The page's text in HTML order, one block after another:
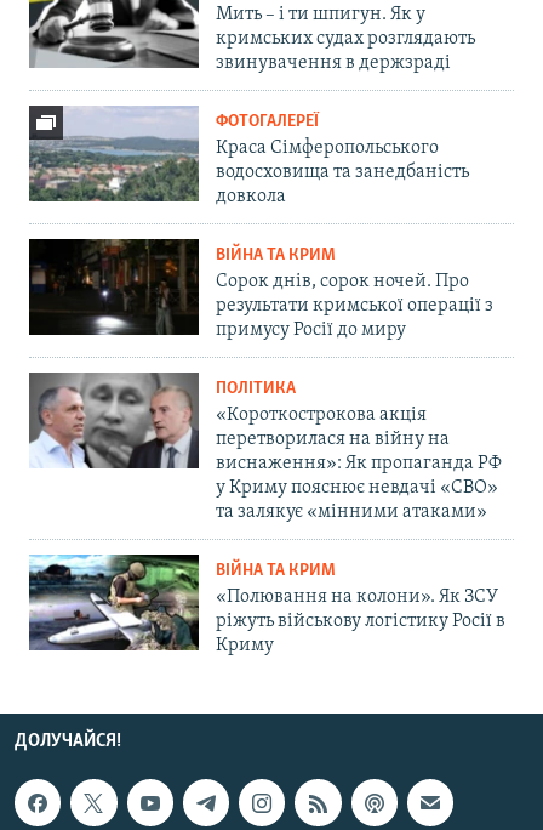
Мить – і ти шпигун. Як у
кримських судах розглядають
звинувачення в держзраді
ФОТОГАЛЕРЕЇ
Краса Сімферопольського
водосховища та занедбаність
довкола
ВІЙНА ТА КРИМ
Сорок днів, сорок ночей. Про
результати кримської операції з
примусу Росії до миру
ПОЛІТИКА
«Короткострокова акція
перетворилася на війну на
виснаження»: Як пропаганда РФ
у Криму пояснює невдачі «СВО»
та залякує «мінними атаками»
ВІЙНА ТА КРИМ
«Полювання на колони». Як ЗСУ
ріжуть військову логістику Росії в
Криму
ДОЛУЧАЙСЯ!